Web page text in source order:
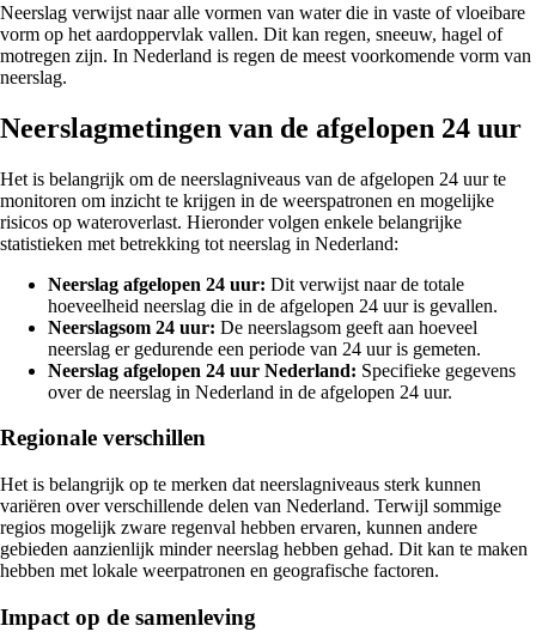
Neerslag verwijst naar alle vormen van water die in vaste of vloeibare
vorm op het aardoppervlak vallen. Dit kan regen, sneeuw, hagel of
motregen zijn. In Nederland is regen de meest voorkomende vorm van
neerslag.
Neerslagmetingen van de afgelopen 24 uur
Het is belangrijk om de neerslagniveaus van de afgelopen 24 uur te
monitoren om inzicht te krijgen in de weerspatronen en mogelijke
risicos op wateroverlast. Hieronder volgen enkele belangrijke
statistieken met betrekking tot neerslag in Nederland:
Neerslag afgelopen 24 uur: Dit verwijst naar de totale
hoeveelheid neerslag die in de afgelopen 24 uur is gevallen.
Neerslagsom 24 uur: De neerslagsom geeft aan hoeveel
neerslag er gedurende een periode van 24 uur is gemeten.
Neerslag afgelopen 24 uur Nederland: Specifieke gegevens
over de neerslag in Nederland in de afgelopen 24 uur.
Regionale verschillen
Het is belangrijk op te merken dat neerslagniveaus sterk kunnen
variëren over verschillende delen van Nederland. Terwijl sommige
regios mogelijk zware regenval hebben ervaren, kunnen andere
gebieden aanzienlijk minder neerslag hebben gehad. Dit kan te maken
hebben met lokale weerpatronen en geografische factoren.
Impact op de samenleving